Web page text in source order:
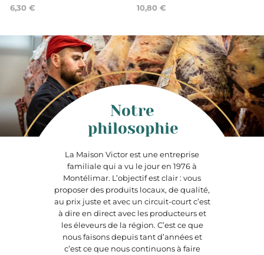
6,30 € 10,80 €
La Maison Victor est une entreprise
familiale qui a vu le jour en 1976 à
Montélimar. L’objectif est clair : vous
proposer des produits locaux, de qualité,
au prix juste et avec un circuit-court c’est
à dire en direct avec les producteurs et
les éleveurs de la région. C’est ce que
nous faisons depuis tant d’années et
c’est ce que nous continuons à faire
Notre
philosophie